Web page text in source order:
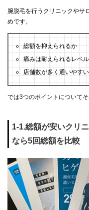
腕脱毛を行うクリニックやサ
めです。
総額を抑えられるか
痛みは耐えられるレベ
店舗数が多く通いやす
では3つのポイントについて
1-1.総額が安いクリ
なら5回総額を比較